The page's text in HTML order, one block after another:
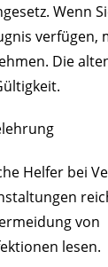
Wenn
verfügen,
Die
Helfer bei
von
lesen.